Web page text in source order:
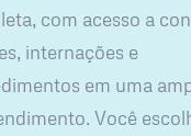
com acesso a
internações e
em uma
Você